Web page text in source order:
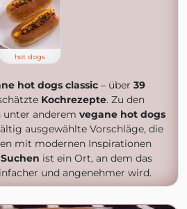
hot dogs
hot dogs classic– über 39
Kochrezepte. Zu den
unter anderem vegane hot dogs
ausgewählte Vorschläge, die
mit modernen Inspirationen
ist ein Ort, an dem das
und angenehmer wird.